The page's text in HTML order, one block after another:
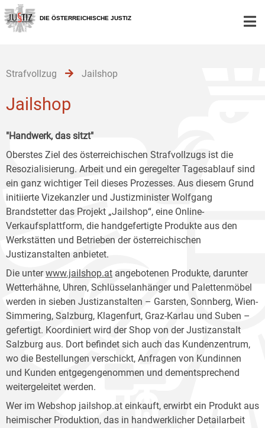
Zur
Hauptnavigation
[1]
Zum
Inhalt
[2]
Zum
Untermenü
[3]
DIE ÖSTERREICHISCHE JUSTIZ
Strafvollzug Jailshop
Jailshop
"Handwerk, das sitzt"
Oberstes Ziel des österreichischen Strafvollzugs ist die
Resozialisierung. Arbeit und ein geregelter Tagesablauf sind
ein ganz wichtiger Teil dieses Prozesses. Aus diesem Grund
initiierte Vizekanzler und Justizminister Wolfgang
Brandstetter das Projekt „Jailshop“, eine Online-
Verkaufsplattform, die handgefertigte Produkte aus den
Werkstätten und Betrieben der österreichischen
Justizanstalten anbietet.
Die unterwww.jailshop.at angebotenen Produkte, darunter
Wetterhähne, Uhren, Schlüsselanhänger und Palettenmöbel
werden in sieben Justizanstalten – Garsten, Sonnberg, Wien-
Simmering, Salzburg, Klagenfurt, Graz-Karlau und Suben –
gefertigt. Koordiniert wird der Shop von der Justizanstalt
Salzburg aus. Dort befindet sich auch das Kundenzentrum,
wo die Bestellungen verschickt, Anfragen von Kundinnen
und Kunden entgegengenommen und dementsprechend
weitergeleitet werden.
Wer im Webshop jailshop.at einkauft, erwirbt ein Produkt aus
heimischer Produktion, das in handwerklicher Detailarbeit